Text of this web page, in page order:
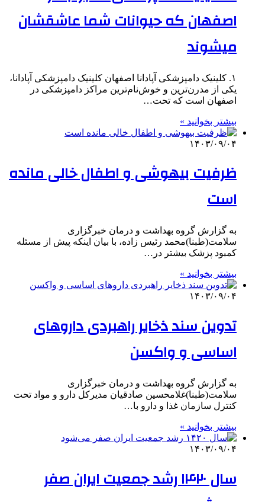
اصفهان که حیوانات شما عاشقشان
میشوند
۱. کلینیک دامپزشکی آپادانا اصفهان کلینیک دامپزشکی آپادانا،
یکی از مدرن‌ترین و خوش‌نام‌ترین مراکز دامپزشکی در
اصفهان است که تحت…
بیشتر بخوانید »
۱۴۰۳/۰۹/۰۴
ظرفیت بیهوشی و اطفال خالی مانده
است
به گزارش گروه بهداشت و درمان خبرگزاری
سلامت(طبنا)محمد رئیس زاده، با بیان اینکه پیش از مسئله
کمبود پزشک بیشتر در…
بیشتر بخوانید »
۱۴۰۳/۰۹/۰۴
تدوین سند ذخایر راهبردی داروهای
اساسی و واکسن
به گزارش گروه بهداشت و درمان خبرگزاری
سلامت(طبنا)غلامحسین صادقیان مدیرکل دارو و مواد تحت
کنترل سازمان غذا و دارو با…
بیشتر بخوانید »
۱۴۰۳/۰۹/۰۴
سال ۱۴۲۰ رشد جمعیت ایران صفر